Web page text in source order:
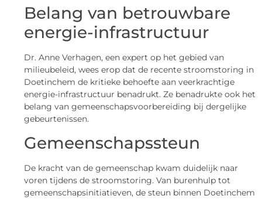
Belang van betrouwbare
energie-infrastructuur
Dr. Anne Verhagen, een expert op het gebied van
milieubeleid, wees erop dat de recente stroomstoring in
Doetinchem de kritieke behoefte aan veerkrachtige
energie-infrastructuur benadrukt. Ze benadrukte ook het
belang van gemeenschapsvoorbereiding bij dergelijke
gebeurtenissen.
Gemeenschapssteun
De kracht van de gemeenschap kwam duidelijk naar
voren tijdens de stroomstoring. Van burenhulp tot
gemeenschapsinitiatieven, de steun binnen Doetinchem